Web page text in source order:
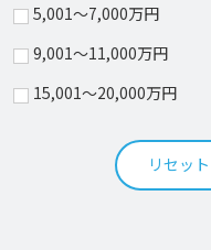
5,001～7,000万円
9,001～11,000万円
15,001～20,000万円
リセット